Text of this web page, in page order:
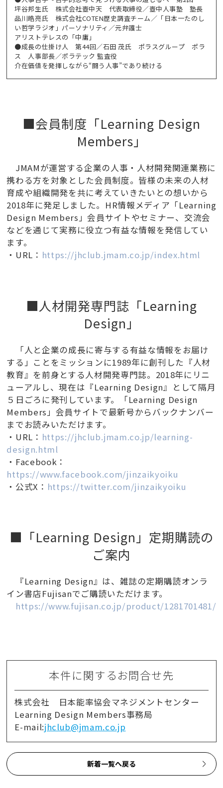
坪谷邦生氏 株式会社壺中天 代表取締役／壺中人事塾 塾長
品川皓亮氏 株式会社COTEN歴史調査チーム／「日本一たのし
い哲学ラジオ」パーソナリティ／元弁護士
アリストテレスの「中庸」
●成長の仕掛け人 第44回／石田 茂氏 ポラスグループ ポラ
ス 人事部長／ポラテック 監査役
介在価値を発揮しながら“闘う人事”であり続ける
■会員制度「Learning Design
Members」
JMAMが運営する企業の人事・人材開発関連業務に
携わる方を対象とした会員制度。皆様の未来の人材
育成や組織開発を共に考えていきたいとの想いから
2018年に発足しました。HR情報メディア「Learning
Design Members」会員サイトやセミナー、交流会
などを通じて実務に役立つ有益な情報を発信してい
ます。
・URL： https://jhclub.jmam.co.jp/index.html
■人材開発専門誌「Learning
Design」
「人と企業の成長に寄与する有益な情報をお届け
する」ことをミッションに1989年に創刊した『人材
教育』を前身とする人材開発専門誌。2018年にリニ
ューアルし、現在は『Learning Design』として隔月
５日ごろに発刊しています。「Learning Design
Members」会員サイトで最新号からバックナンバー
までお読みいただけます。
・URL： https://jhclub.jmam.co.jp/learning-
design.html
・Facebook：
https://www.facebook.com/jinzaikyoiku
・公式X： https://twitter.com/jinzaikyoiku
■「Learning Design」定期購読の
ご案内
『Learning Design』は、雑誌の定期購読オンラ
イン書店Fujisanでご購読いただけます。
https://www.fujisan.co.jp/product/1281701481/
本件に関するお問合せ先
株式会社 日本能率協会マネジメントセンター
Learning Design Members事務局
E-mail:jhclub@jmam.co.jp
新着一覧へ戻る